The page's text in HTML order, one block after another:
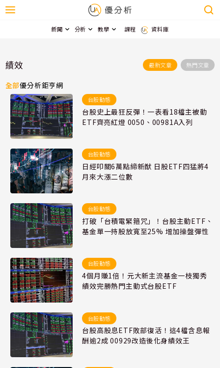
新聞 分析 教學 課程 資料庫
績效 最新文章 熱門文章
全部優分析鉅亨網
台股動態
台股史上最狂反彈！一表看18檔主被動
ETF齊亮紅燈 0050、00981A入列
台股動態
日經叩關6萬點締新猷 日股ETF四猛將4
月來大漲二位數
台股動態
打破「台積電緊箍咒」！台股主動ETF、
基金單一持股放寬至25% 增加操盤彈性
台股動態
4個月賺1倍！元大新主流基金一枝獨秀
績效完勝熱門主動式台股ETF
台股動態
台股高股息ETF敗部復活！這4檔含息報
酬逾2成 00929改造後化身績效王